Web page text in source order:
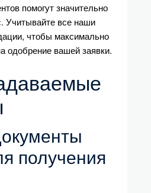
помогут значительно
Учитывайте все наши
чтобы максимально
одобрение вашей заявки.
получения